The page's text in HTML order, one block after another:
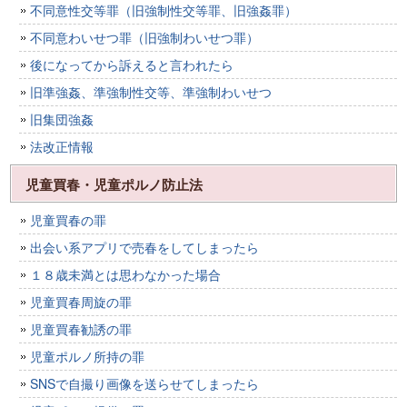
不同意性交等罪（旧強制性交等罪、旧強姦罪）
不同意わいせつ罪（旧強制わいせつ罪）
後になってから訴えると言われたら
旧準強姦、準強制性交等、準強制わいせつ
旧集団強姦
法改正情報
児童買春・児童ポルノ防止法
児童買春の罪
出会い系アプリで売春をしてしまったら
１８歳未満とは思わなかった場合
児童買春周旋の罪
児童買春勧誘の罪
児童ポルノ所持の罪
SNSで自撮り画像を送らせてしまったら